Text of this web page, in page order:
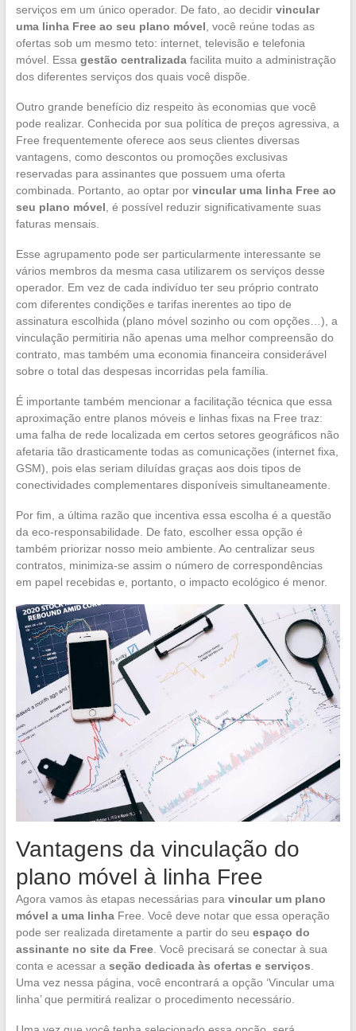
serviços em um único operador. De fato, ao decidir vincular
uma linha Free ao seu plano móvel , você reúne todas as
ofertas sob um mesmo teto: internet, televisão e telefonia
móvel. Essa gestão centralizadafacilita muito a administração
dos diferentes serviços dos quais você dispõe.
Outro grande benefício diz respeito às economias que você
pode realizar. Conhecida por sua política de preços agressiva, a
Free frequentemente oferece aos seus clientes diversas
vantagens, como descontos ou promoções exclusivas
reservadas para assinantes que possuem uma oferta
combinada. Portanto, ao optar por vincular uma linha Free ao
seu plano móvel , é possível reduzir significativamente suas
faturas mensais.
Esse agrupamento pode ser particularmente interessante se
vários membros da mesma casa utilizarem os serviços desse
operador. Em vez de cada indivíduo ter seu próprio contrato
com diferentes condições e tarifas inerentes ao tipo de
assinatura escolhida (plano móvel sozinho ou com opções…), a
vinculação permitiria não apenas uma melhor compreensão do
contrato, mas também uma economia financeira considerável
sobre o total das despesas incorridas pela família.
É importante também mencionar a facilitação técnica que essa
aproximação entre planos móveis e linhas fixas na Free traz:
uma falha de rede localizada em certos setores geográficos não
afetaria tão drasticamente todas as comunicações (internet fixa,
GSM), pois elas seriam diluídas graças aos dois tipos de
conectividades complementares disponíveis simultaneamente.
Por fim, a última razão que incentiva essa escolha é a questão
da eco-responsabilidade. De fato, escolher essa opção é
também priorizar nosso meio ambiente. Ao centralizar seus
contratos, minimiza-se assim o número de correspondências
em papel recebidas e, portanto, o impacto ecológico é menor.
Vantagens da vinculação do
plano móvel à linha Free
Agora vamos às etapas necessárias para vincular um plano
móvel a uma linhaFree. Você deve notar que essa operação
pode ser realizada diretamente a partir do seu espaço do
assinante no site da Free. Você precisará se conectar à sua
conta e acessar a seção dedicada às ofertas e serviços
Uma vez nessa página, você encontrará a opção ‘Vincular uma
linha’ que permitirá realizar o procedimento necessário.